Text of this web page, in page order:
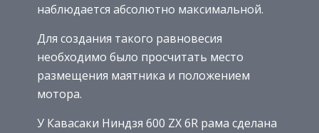
наблюдается абсолютно максимальной.
Для создания такого равновесия
необходимо было просчитать место
размещения маятника и положением
мотора.
У Кавасаки Ниндзя 600 ZX 6R рама сделана